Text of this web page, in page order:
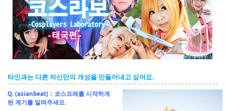
tiéng Viêt
Bahasa Indonesia
타인과는 다른 자신만의 개성을 만들어내고 싶어요.
Q. (asianbeat)：코스프레를 시작하게
된 계기를 알려주세요.